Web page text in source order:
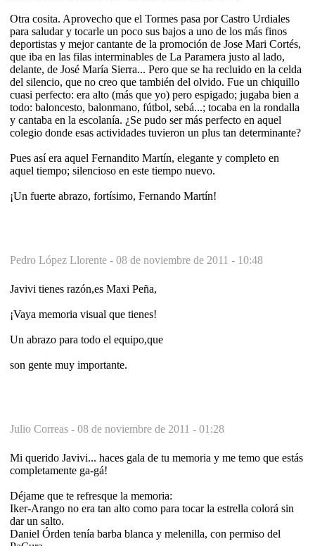
Otra cosita. Aprovecho que el Tormes pasa por Castro Urdiales
para saludar y tocarle un poco sus bajos a uno de los más finos
deportistas y mejor cantante de la promoción de Jose Mari Cortés,
que iba en las filas interminables de La Paramera justo al lado,
delante, de José María Sierra... Pero que se ha recluido en la celda
del silencio, que no creo que también del olvido. Fue un chiquillo
cuasi perfecto: era alto (más que yo) pero espigado; jugaba bien a
todo: baloncesto, balonmano, fútbol, sebá...; tocaba en la rondalla
y cantaba en la escolanía. ¿Se pudo ser más perfecto en aquel
colegio donde esas actividades tuvieron un plus tan determinante?
Pues así era aquel Fernandito Martín, elegante y completo en
aquel tiempo; silencioso en este tiempo nuevo.
¡Un fuerte abrazo, fortísimo, Fernando Martín!
Pedro López Llorente - 08 de noviembre de 2011 - 10:48
Javivi tienes razón,es Maxi Peña,
¡Vaya memoria visual que tienes!
Un abrazo para todo el equipo,que
son gente muy importante.
Julio Correas - 08 de noviembre de 2011 - 01:28
Mi querido Javivi... haces gala de tu memoria y me temo que estás
completamente ga-gá!
Déjame que te refresque la memoria:
Iker-Arango no era tan alto como para tocar la estrella colorá sin
dar un salto.
Daniel Órden tenía barba blanca y melenilla, con permiso del